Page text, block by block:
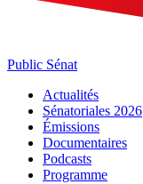
Public Sénat
Actualités
Sénatoriales 2026
Émissions
Documentaires
Podcasts
Programme